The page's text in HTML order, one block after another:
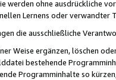
werden ohne ausdrückliche
Lernens oder
die ausschließliche
Weise ergänzen, löschen
bestehende
Programminhalte so